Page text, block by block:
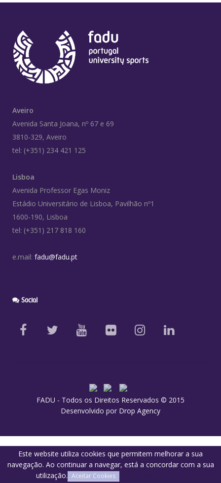
Aveiro
Avenida Santa Joana, nº 67 e 69
3810-329, Aveiro
tel: (+351) 234 421 125
Lisboa
Avenida Professor Egas Moniz
Estádio Universitário de Lisboa, Pavilhão nº1
1600-190, Lisboa
tel: (+351) 217 818 160
e.mail: fadu@fadu.pt
Social
FADU - Todos os Direitos Reservados © 2015
Desenvolvido por Drop Agency
Este website utiliza cookies que permitem melhorar a sua
navegação. Ao continuar a navegar, está a concordar com a sua
utilização. Aceitar Cookies